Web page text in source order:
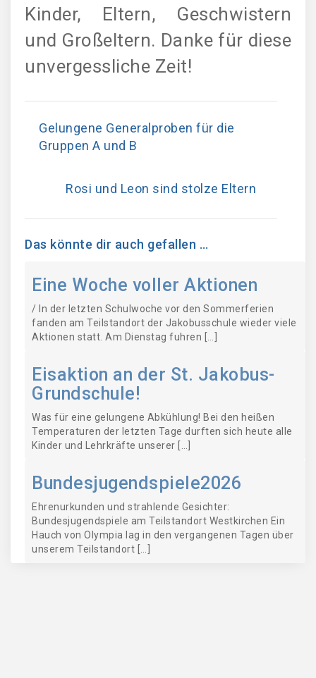
Kinder, Eltern, Geschwistern
und Großeltern. Danke für diese
unvergessliche Zeit!
Gelungene Generalproben für die
Gruppen A und B
Rosi und Leon sind stolze Eltern
Das könnte dir auch gefallen …
Eine Woche voller Aktionen
/ In der letzten Schulwoche vor den Sommerferien
fanden am Teilstandort der Jakobusschule wieder viele
Aktionen statt. Am Dienstag fuhren […]
Eisaktion an der St. Jakobus-
Grundschule!
Was für eine gelungene Abkühlung! Bei den heißen
Temperaturen der letzten Tage durften sich heute alle
Kinder und Lehrkräfte unserer […]
Bundesjugendspiele2026
Ehrenurkunden und strahlende Gesichter:
Bundesjugendspiele am Teilstandort Westkirchen Ein
Hauch von Olympia lag in den vergangenen Tagen über
unserem Teilstandort […]